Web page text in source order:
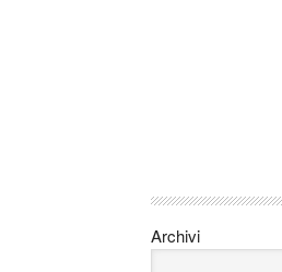
Archivi